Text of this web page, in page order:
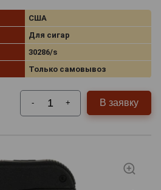
США
Для сигар
30286/s
Только самовывоз
- + В заявку